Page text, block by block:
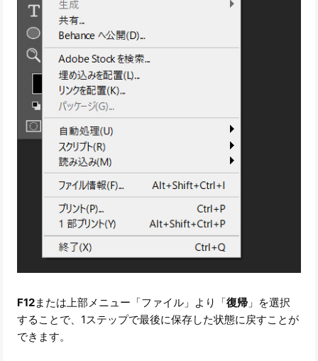
F12または上部メニュー「ファイル」より「復帰 」を選択
することで、1ステップで最後に保存した状態に戻すことが
できます。